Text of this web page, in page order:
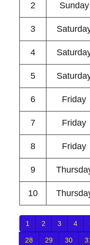
2 Sunday
3
4
5
6 Friday
7 Friday
8 Friday
9
10
1 2 3 4
28 29 30